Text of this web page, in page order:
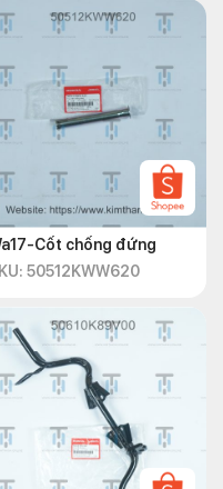
Cốt chống đứng
50512KWW620